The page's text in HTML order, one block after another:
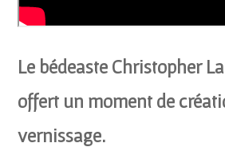
Le bédeaste Christopher
offert un moment de
vernissage.